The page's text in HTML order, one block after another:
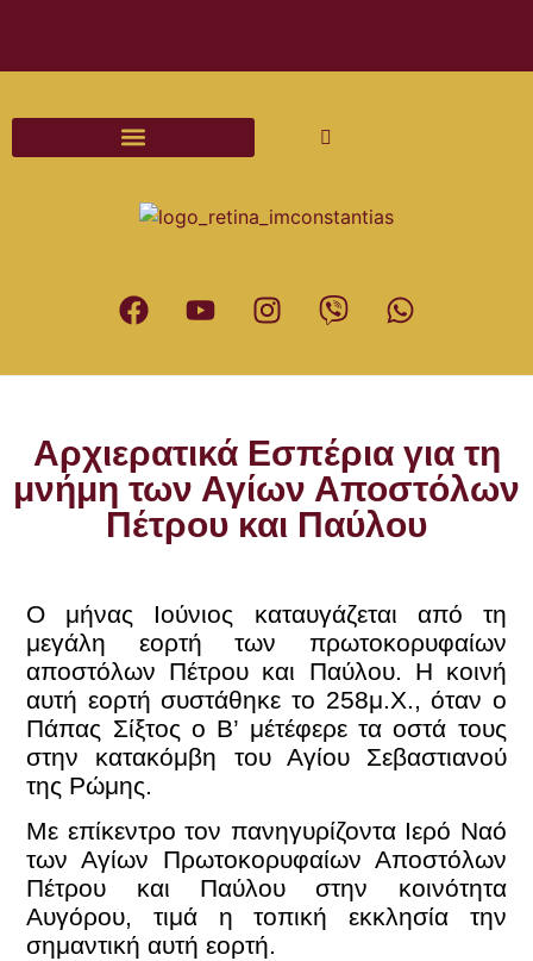
Αρχιερατικά Εσπέρια για τη
μνήμη των Αγίων Αποστόλων
Πέτρου και Παύλου
Ο μήνας Ιούνιος καταυγάζεται από τη
μεγάλη εορτή των πρωτοκορυφαίων
αποστόλων Πέτρου και Παύλου. Η κοινή
αυτή εορτή συστάθηκε το 258μ.Χ., όταν ο
Πάπας Σίξτος ο Β’ μέτέφερε τα οστά τους
στην κατακόμβη του Αγίου Σεβαστιανού
της Ρώμης.
Με επίκεντρο τον πανηγυρίζοντα Ιερό Ναό
των Αγίων Πρωτοκορυφαίων Αποστόλων
Πέτρου και Παύλου στην κοινότητα
Αυγόρου, τιμά η τοπική εκκλησία την
σημαντική αυτή εορτή.